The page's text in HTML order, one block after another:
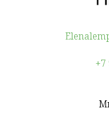
+7